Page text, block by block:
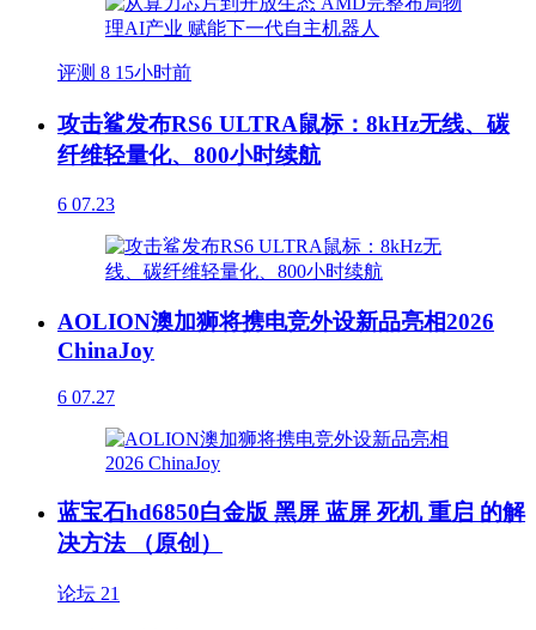
评测 8 15小时前
攻击鲨发布RS6 ULTRA鼠标：8kHz无线、碳
纤维轻量化、800小时续航
6 07.23
AOLION澳加狮将携电竞外设新品亮相2026
ChinaJoy
6 07.27
蓝宝石hd6850白金版 黑屏 蓝屏 死机 重启 的解
决方法 （原创）
论坛 21